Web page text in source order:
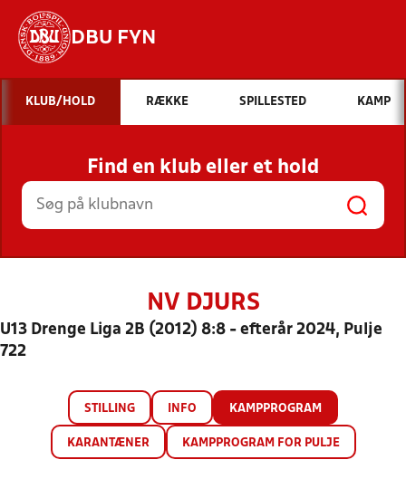
DBU FYN
Hvad vil du søge efter?
INDHOLD OG NYHEDER
STILLINGER, RESULTATER, KLUBBER OG
HOLD
KLUB/HOLD RÆKKE SPILLESTED KAMP
Find en klub eller et hold
NV DJURS
U13 Drenge Liga 2B (2012) 8:8 - efterår 2024, Pulje
722
STILLING INFO KAMPPROGRAM
KARANTÆNER KAMPPROGRAM FOR PULJE